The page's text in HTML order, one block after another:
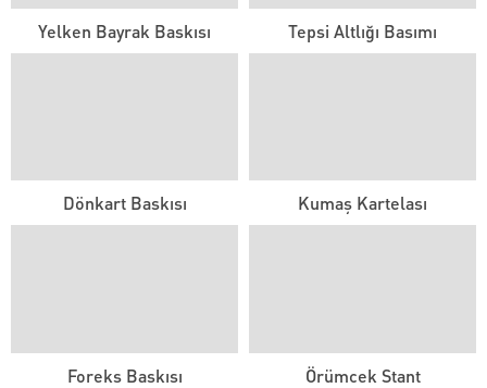
Yelken Bayrak Baskısı Tepsi Altlığı Basımı
Dönkart Baskısı Kumaş Kartelası
Foreks Baskısı Örümcek Stant